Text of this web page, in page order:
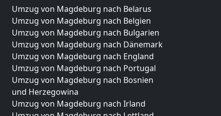
Umzug von Magdeburg nach Belarus
Umzug von Magdeburg nach Belgien
Umzug von Magdeburg nach Bulgarien
Umzug von Magdeburg nach Dänemark
Umzug von Magdeburg nach England
Umzug von Magdeburg nach Portugal
Umzug von Magdeburg nach Bosnien
und Herzegowina
Umzug von Magdeburg nach Irland